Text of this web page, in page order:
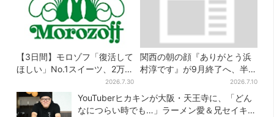
【3日間】モロゾフ「復活して
ほしい」No.1スイーツ、2万
3865票から選ばれた名作を限
定販売
2026.7.30
関西の朝の顔『ありがとう浜
村淳です』が9月終了へ、半世
2026.7.10
YouTuberヒカキンが大阪・天王寺に、「どん
なにつらい時でも…」ラーメン愛＆兄セイキン